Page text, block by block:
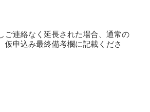
ご連絡なく延長された場合、通常の
申込み最終備考欄に記載くださ